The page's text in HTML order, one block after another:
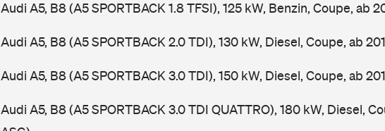
Audi A5, B8 (A5 SPORTBACK 1.8 TFSI), 125 kW, Benzin, Coupe, ab
Audi A5, B8 (A5 SPORTBACK 2.0 TDI), 130 kW, Diesel, Coupe, ab
Audi A5, B8 (A5 SPORTBACK 3.0 TDI), 150 kW, Diesel, Coupe, ab
Audi A5, B8 (A5 SPORTBACK 3.0 TDI QUATTRO), 180 kW, Diesel,